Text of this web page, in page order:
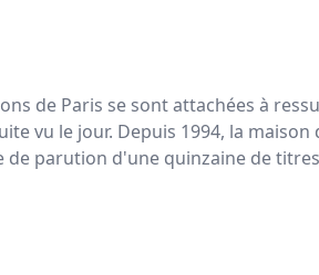
de Paris se sont attachées à
vu le jour. Depuis 1994, la
de parution d'une quinzaine de